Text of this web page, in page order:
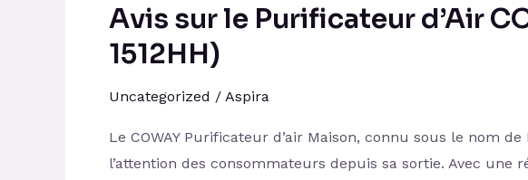
Avis sur le Purificateur d’Air
1512HH)
Uncategorized / Aspira
Le COWAY Purificateur d’air Maison, connu sous le nom
l’attention des consommateurs depuis sa sortie. Avec une